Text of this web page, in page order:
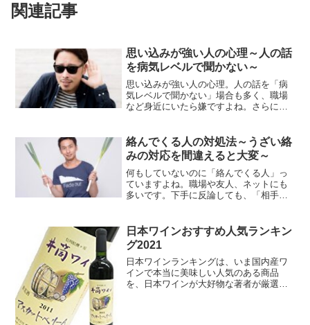
関連記事
思い込みが強い人の心理～人の話
を病気レベルで聞かない～
思い込みが強い人の心理。人の話を「病
気レベルで聞かない」場合も多く、職場
など身近にいたら嫌ですよね。さらに勘
心理と対処法です。
絡んでくる人の対処法～うざい絡
みの対応を間違えると大変～
何もしていないのに「絡んでくる人」っ
ていますよね。職場や友人、ネットにも
多いです。下手に反論しても、「相手を
の対処法を考察します。
日本ワインおすすめ人気ランキン
グ2021
日本ワインランキングは、いま国内産ワ
インで本当に美味しい人気のある商品
を、日本ワインが大好物な著者が厳選し